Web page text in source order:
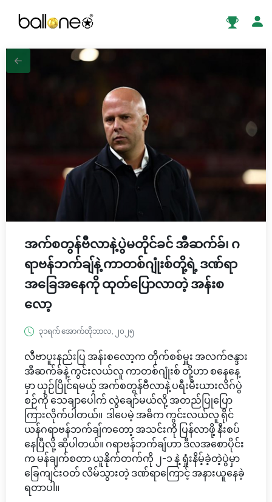
အက်စတွန်ဗီလာနဲ့ပွဲမတိုင်ခင် အီဆက်ခ်၊ ဂ
ရာဗန်ဘက်ချ်နဲ့ ကာတစ်ဂျုံးစ်တို့ရဲ့ ဒဏ်ရာ
အခြေအနေကို ထုတ်ပြောလာတဲ့ အန်းစ
လော့
၃၁ရက် အောက်တိုဘာလ, ၂၀၂၅
လီဗာပူးနည်းပြ အန်းစလော့က တိုက်စစ်မှူး အလက်ဇန္ဒား
အီဆက်ခ်နဲ့ ကွင်းလယ်လူ ကာတစ်ဂျုံးစ် တို့ဟာ စနေနေ့
မှာ ယှဉ်ပြိုင်ရမယ့် အက်စတွန်ဗီလာနဲ့ ပရီးမီးယားလိဂ်ပွဲ
စဉ်ကို သေချာပေါက် လွဲချော်မယ်လို့ အတည်ပြုပြော
ကြားလိုက်ပါတယ်။ ဒါပေမဲ့ အဓိက ကွင်းလယ်လူ ရိုင်
ယန်ဂရာဗန်ဘက်ချ်ကတော့ အသင်းကို ပြန်လာဖို့ နီးစပ်
နေပြီလို့ ဆိုပါတယ်။ ဂရာဗန်ဘက်ချ်ဟာ ဒီလအစောပိုင်း
က မန်ချက်စတာ ယူနိုက်တက်ကို ၂-၁ နဲ့ ရှုံးနိမ့်ခဲ့တဲ့ပွဲမှာ
ခြေကျင်းဝတ် လိမ်သွားတဲ့ ဒဏ်ရာကြောင့် အနားယူနေခဲ့
ရတာပါ။